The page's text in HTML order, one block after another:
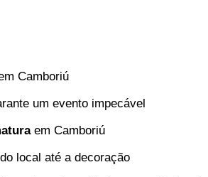
Camboriú
um evento impecável
em Camboriú
local até a decoração